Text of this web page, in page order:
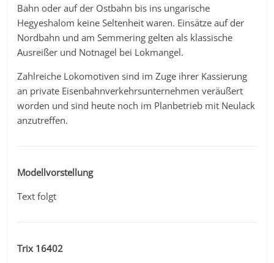
Bahn oder auf der Ostbahn bis ins ungarische
Hegyeshalom keine Seltenheit waren. Einsätze auf der
Nordbahn und am Semmering gelten als klassische
Ausreißer und Notnagel bei Lokmangel.
Zahlreiche Lokomotiven sind im Zuge ihrer Kassierung
an private Eisenbahnverkehrsunternehmen veräußert
worden und sind heute noch im Planbetrieb mit Neulack
anzutreffen.
Modellvorstellung
Text folgt
Trix 16402